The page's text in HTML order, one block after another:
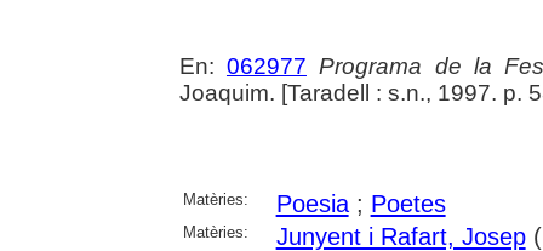
En: 062977 Programa de la
Joaquim. [Taradell : s.n., 1997. p.
Matèries: Poesia; Poetes
Matèries: Junyent i Rafart, Josep